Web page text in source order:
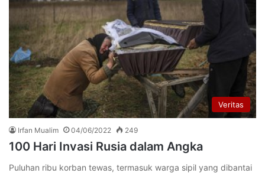
Veritas
Irfan Mualim 04/06/2022 249
100 Hari Invasi Rusia dalam Angka
Puluhan ribu korban tewas, termasuk warga sipil yang dibantai